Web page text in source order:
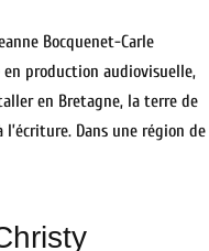
Bocquenet-Carle
production audiovisuelle,
en Bretagne, la terre de
Dans une région de